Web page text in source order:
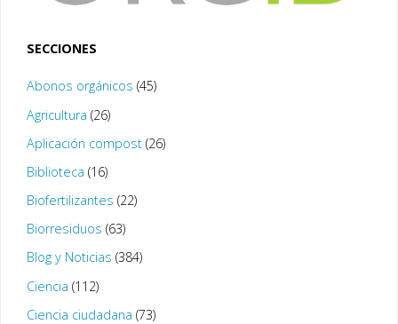
SECCIONES
Abonos orgánicos (45)
Agricultura (26)
Aplicación compost(26)
Biblioteca (16)
Biofertilizantes (22)
Biorresiduos (63)
Blog y Noticias (384)
Ciencia (112)
Ciencia ciudadana (73)